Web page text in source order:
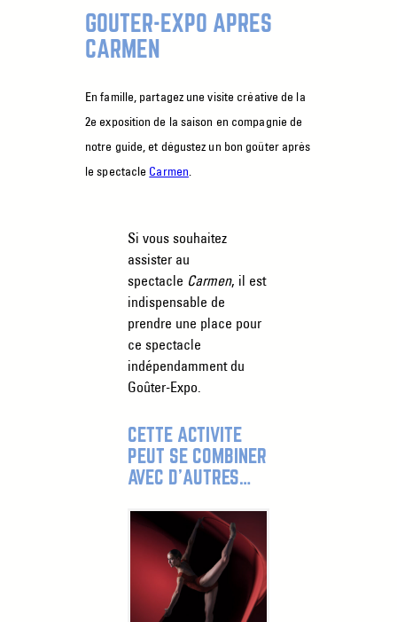
GOÛTER-EXPO APRÈS
CARMEN
En famille, partagez une visite créative de la
2e exposition de la saison en compagnie de
notre guide, et dégustez un bon goûter après
le spectacle Carmen
Si vous souhaitez
assister au
spectacle Carmen, il est
indispensable de
prendre une place pour
ce spectacle
indépendamment du
Goûter-Expo.
CETTE ACTIVITÉ
PEUT SE COMBINER
AVEC D’AUTRES…